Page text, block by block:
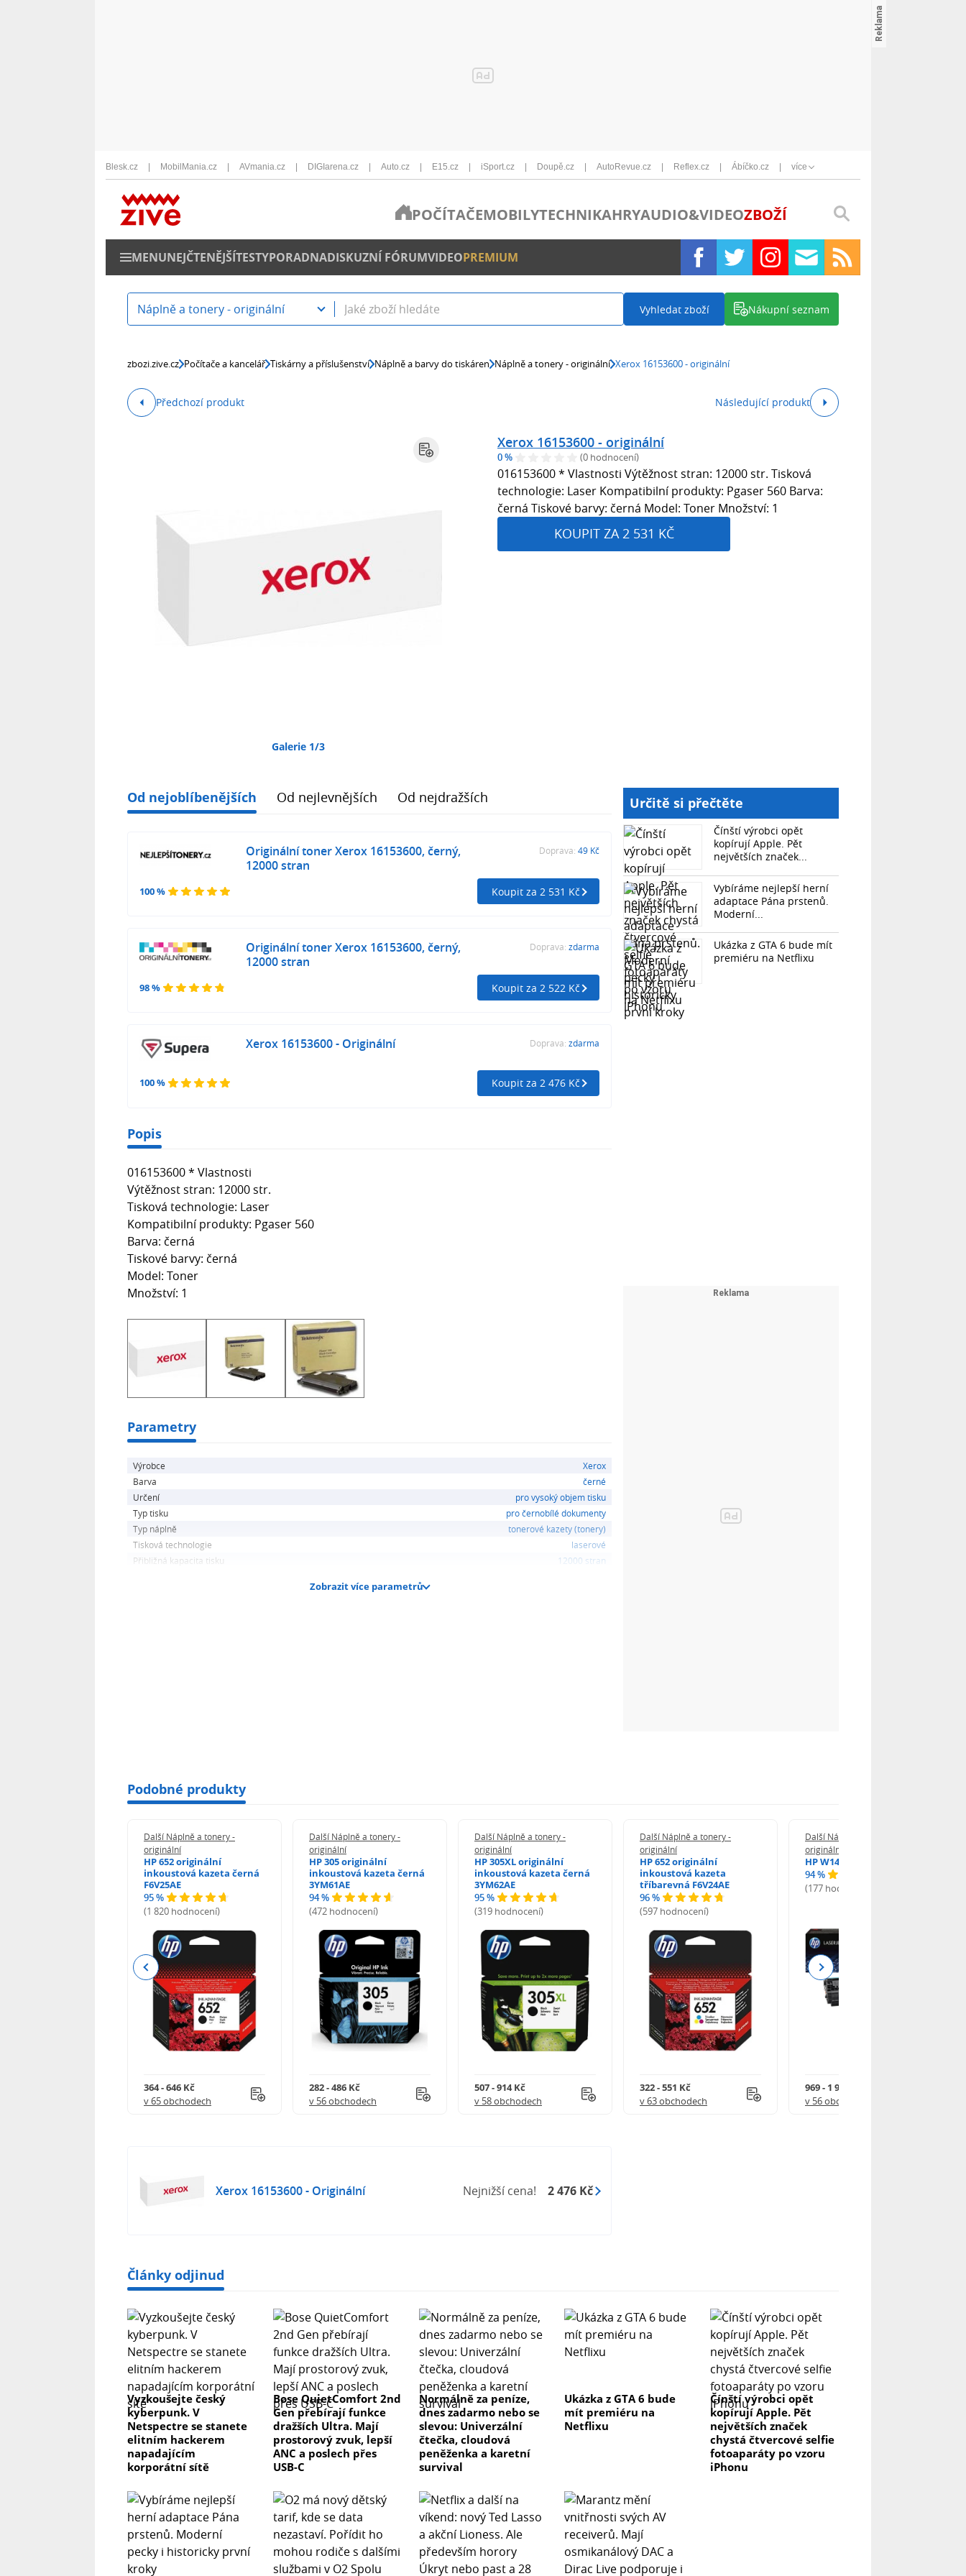
Blesk.cz MobilMania.cz AVmania.cz DIGIarena.cz Auto.cz E15.cz iSport.cz Doupě.cz AutoRevue.cz Reflex.cz Ábíčko.cz více
POČÍTAČEMOBILYTECHNIKAHRYAUDIO&VIDEOZBOŽÍ
MENUNEJČTENĚJŠÍTESTYPORADNADISKUZNÍ FÓRUMVIDEOPREMIUM
Náplně a tonery - originální Vyhledat zboží Nákupní seznam
zbozi.zive.cz Počítače a kancelář Tiskárny a příslušenství Náplně a barvy do tiskáren Náplně a tonery - originální Xerox 16153600 - originální
Předchozí produkt Následující produkt
Galerie 1/3
Xerox 16153600 - originální
0 % (0 hodnocení)
016153600 * Vlastnosti Výtěžnost stran: 12000 str. Tisková
technologie: Laser Kompatibilní produkty: Pgaser 560 Barva:
černá Tiskové barvy: černá Model: Toner Množství: 1
KOUPIT ZA 2 531 KČ
Od nejoblíbenějších Od nejlevnějších Od nejdražších
100 %
Originální toner Xerox 16153600, černý,
12000 stran
Doprava: 49 Kč
Koupit za 2 531 Kč
98 %
Originální toner Xerox 16153600, černý,
12000 stran
Doprava: zdarma
Koupit za 2 522 Kč
100 %
Xerox 16153600 - Originální Doprava: zdarma
Koupit za 2 476 Kč
Popis
016153600 * Vlastnosti
Výtěžnost stran: 12000 str.
Tisková technologie: Laser
Kompatibilní produkty: Pgaser 560
Barva: černá
Tiskové barvy: černá
Model: Toner
Množství: 1
Parametry
Výrobce
Xerox
Barva
černé
Určení
pro vysoký objem tisku
Typ tisku
pro černobílé dokumenty
Typ náplně
tonerové kazety (tonery)
Tisková technologie
laserové
Přibližná kapacita tisku
12000 stran
Zobrazit více parametrů
Určitě si přečtěte
Čínští výrobci opět
kopírují Apple. Pět
největších značek...
Vybíráme nejlepší herní
adaptace Pána prstenů.
Moderní...
Ukázka z GTA 6 bude mít
premiéru na Netflixu
Podobné produkty
Další Náplně a tonery -
originální
HP 652 originální
inkoustová kazeta černá
F6V25AE
95 %
(1 820 hodnocení)
364 - 646 Kč
v 65 obchodech
Další Náplně a tonery -
originální
HP 305 originální
inkoustová kazeta černá
3YM61AE
94 %
(472 hodnocení)
282 - 486 Kč
v 56 obchodech
Další Náplně a tonery -
originální
HP 305XL originální
inkoustová kazeta černá
3YM62AE
95 %
(319 hodnocení)
507 - 914 Kč
v 58 obchodech
Další Náplně a tonery -
originální
HP 652 originální
inkoustová kazeta
tříbarevná F6V24AE
96 %
(597 hodnocení)
322 - 551 Kč
v 63 obchodech
Další Náplně a tonery -
originální
HP W1420A - originální
94 %
(177 hodnocení)
969 - 1 918 Kč
v 56 obchodech
Previous Next
Xerox 16153600 - Originální Nejnižší cena! 2 476 Kč
Články odjinud
Vyzkoušejte český
kyberpunk. V
Netspectre se stanete
elitním hackerem
napadajícím
korporátní sítě
Bose QuietComfort 2nd
Gen přebírají funkce
dražších Ultra. Mají
prostorový zvuk, lepší
ANC a poslech přes
USB-C
Normálně za peníze,
dnes zadarmo nebo se
slevou: Univerzální
čtečka, cloudová
peněženka a karetní
survival
Ukázka z GTA 6 bude
mít premiéru na
Netflixu
Čínští výrobci opět
kopírují Apple. Pět
největších značek
chystá čtvercové selfie
fotoaparáty po vzoru
iPhonu